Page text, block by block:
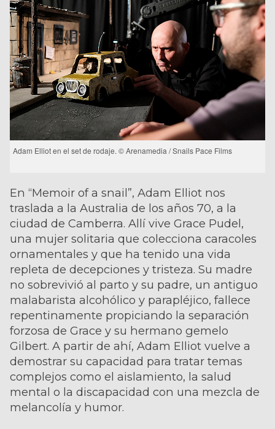
Adam Elliot en el set de rodaje. © Arenamedia / Snails Pace Films
En “Memoir of a snail”, Adam Elliot nos
traslada a la Australia de los años 70, a la
ciudad de Camberra. Allí vive Grace Pudel,
una mujer solitaria que colecciona caracoles
ornamentales y que ha tenido una vida
repleta de decepciones y tristeza. Su madre
no sobrevivió al parto y su padre, un antiguo
malabarista alcohólico y parapléjico, fallece
repentinamente propiciando la separación
forzosa de Grace y su hermano gemelo
Gilbert. A partir de ahí, Adam Elliot vuelve a
demostrar su capacidad para tratar temas
complejos como el aislamiento, la salud
mental o la discapacidad con una mezcla de
melancolía y humor.